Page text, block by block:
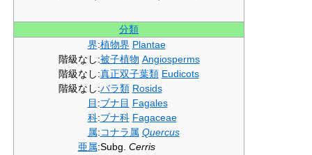
分類
界:植物界 Plantae
階級なし:被子植物 Angiosperms
階級なし:真正双子葉類 Eudicots
階級なし:バラ類 Rosids
目 :ブナ目 Fagales
科:ブナ科 Fagaceae
属:コナラ属 Quercus
亜属:Subg. Cerris